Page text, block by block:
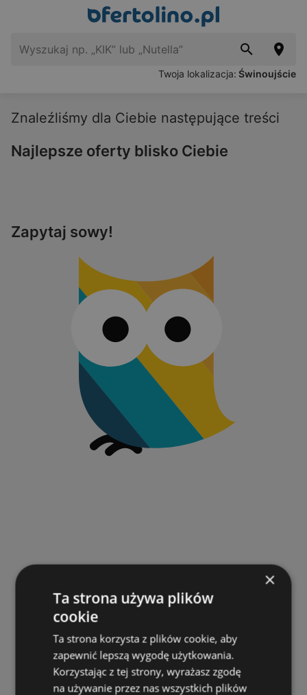
Twoja lokalizacja: Świnoujście
Znaleźliśmy dla Ciebie następujące treści
Najlepsze oferty blisko Ciebie
Zapytaj sowy!
×
Ta strona używa plików
cookie
Ta strona korzysta z plików cookie, aby
zapewnić lepszą wygodę użytkowania.
Korzystając z tej strony, wyrażasz zgodę
na używanie przez nas wszystkich plików